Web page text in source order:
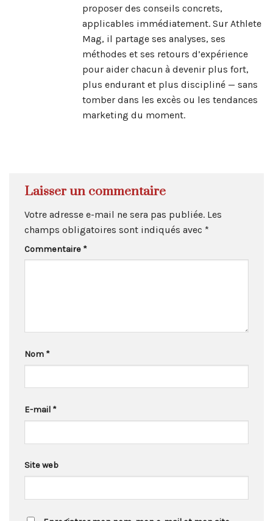
proposer des conseils concrets,
applicables immédiatement. Sur Athlete
Mag, il partage ses analyses, ses
méthodes et ses retours d’expérience
pour aider chacun à devenir plus fort,
plus endurant et plus discipliné — sans
tomber dans les excès ou les tendances
marketing du moment.
Laisser un commentaire
Votre adresse e-mail ne sera pas publiée. Les
champs obligatoires sont indiqués avec *
Commentaire *
Nom *
E-mail *
Site web